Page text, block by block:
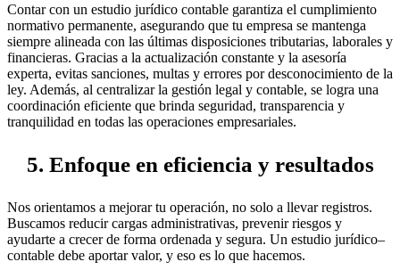
Contar con un estudio jurídico contable garantiza el cumplimiento
normativo permanente, asegurando que tu empresa se mantenga
siempre alineada con las últimas disposiciones tributarias, laborales y
financieras. Gracias a la actualización constante y la asesoría
experta, evitas sanciones, multas y errores por desconocimiento de la
ley. Además, al centralizar la gestión legal y contable, se logra una
coordinación eficiente que brinda seguridad, transparencia y
tranquilidad en todas las operaciones empresariales.
5. Enfoque en eficiencia y resultados
Nos orientamos a mejorar tu operación, no solo a llevar registros.
Buscamos reducir cargas administrativas, prevenir riesgos y
ayudarte a crecer de forma ordenada y segura. Un estudio jurídico–
contable debe aportar valor, y eso es lo que hacemos.